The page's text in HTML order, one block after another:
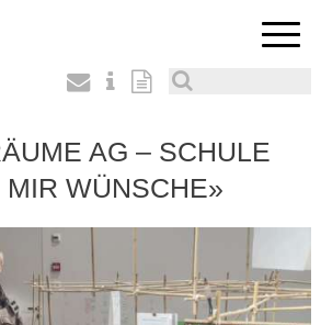
AG – SCHULE
WÜNSCHE»